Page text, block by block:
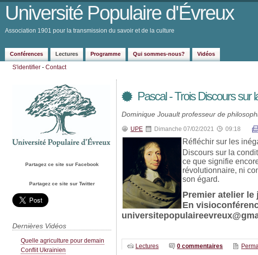
Université Populaire d'Évreux
Association 1901 pour la transmission du savoir et de la culture
Conférences Lectures Programme Qui sommes-nous? Vidéos
S'identifier - Contact
Partagez ce site sur Facebook
Partagez ce site sur Twitter
Dernières Vidéos
Quelle agriculture pour demain
Conflit Ukrainien
Pascal - Trois Discours sur
Dominique Jouault professeur de
UPE Dimanche 07/02/2021 09:18
Réfléchir sur les
Discours sur la
ce que signifie
révolutionnaire, ni
son égard.
Premier atelier le
En
Lectures 0 commentaires